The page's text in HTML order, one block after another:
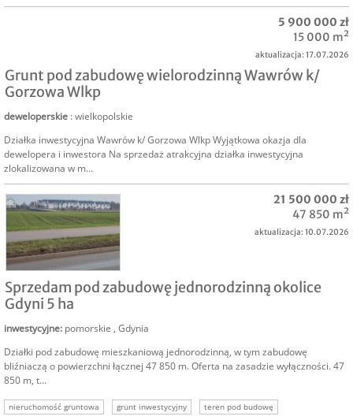
działka deweloperska morze
grunt nad morzem działka dla dewelopera
Grunt pod zabudowę wielorodzinną Wawrów k/
Gorzowa Wlkp
deweloperskie : wielkopolskie
Działka inwestycyjna Wawrów k/ Gorzowa Wlkp Wyjątkowa okazja dla
dewelopera i inwestora Na sprzedaż atrakcyjna działka inwestycyjna
zlokalizowana w m...
5 900 000 zł
15 000 m²
aktualizacja: 17.07.2026
Sprzedam pod zabudowę jednorodzinną okolice
Gdyni 5 ha
inwestycyjne: pomorskie , Gdynia
Działki pod zabudowę mieszkaniową jednorodzinną, w tym zabudowę
bliźniaczą o powierzchni łącznej 47 850 m. Oferta na zasadzie wyłączności. 47
850 m, t...
nieruchomość gruntowa grunt inwestycyjny
teren pod budowę
21 500 000 zł
47 850 m²
aktualizacja: 10.07.2026